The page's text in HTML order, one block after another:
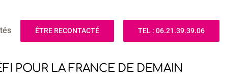
ÊTRE RECONTACTÉ TEL : 06.21.39.39.06
POUR LA FRANCE DE DEMAIN